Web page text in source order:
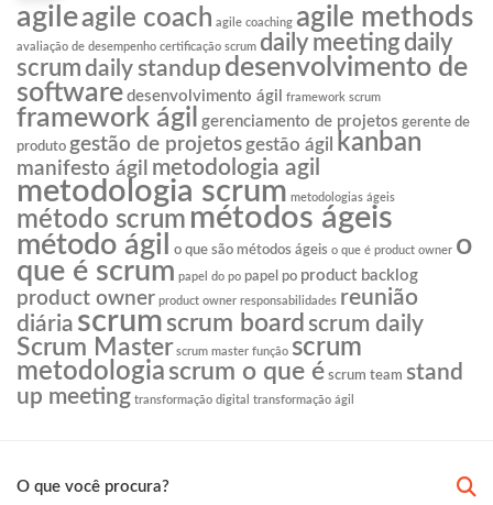
agileagile coach agile coaching agile methods
avaliação de desempenho certificação scrum daily meeting daily
scrumdaily standup desenvolvimento de
software desenvolvimento ágil framework scrum
framework ágil gerenciamento de projetos gerente de
produto gestão de projetos gestão ágil kanban
manifesto ágil metodologia agil
metodologia scrum metodologias ágeis
método scrum métodos ágeis
método ágil o que são métodos ágeis o que é product owner o
que é scrum papel do po papel po product backlog
product owner product owner responsabilidades reunião
diária scrum scrum board scrum daily
Scrum Master scrum master função scrum
metodologia scrum o que é scrum team stand
up meeting transformação digital transformação ágil
O que você procura?